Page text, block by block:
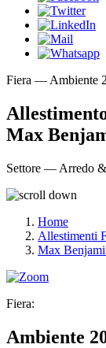
Fiera — Ambiente
Max
Settore — Arredo &
Home
Allestimenti
Max
Fiera:
Ambiente